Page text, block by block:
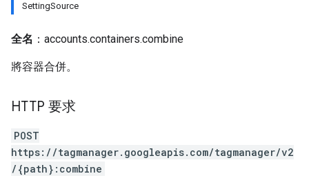
SettingSource
全名 ：accounts.containers.combine
將容器合併。
HTTP 要求
POST
https://tagmanager.googleapis.com/tagmanager/v2
/{path}:combine